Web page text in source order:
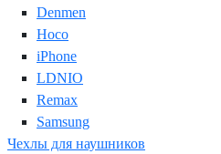
Denmen
Hoco
iPhone
LDNIO
Remax
Samsung
Чехлы для наушников